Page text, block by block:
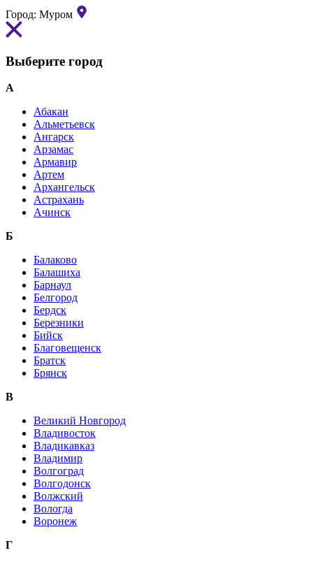
Город: Муром
Выберите город
А
Абакан
Альметьевск
Ангарск
Арзамас
Армавир
Артем
Архангельск
Астрахань
Ачинск
Б
Балаково
Балашиха
Барнаул
Белгород
Бердск
Березники
Бийск
Благовещенск
Братск
Брянск
В
Великий Новгород
Владивосток
Владикавказ
Владимир
Волгоград
Волгодонск
Волжский
Вологда
Воронеж
Г